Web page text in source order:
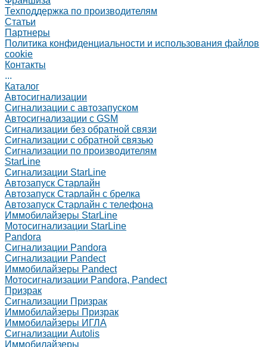
Техподдержка по производителям
Статьи
Партнеры
Политика конфиденциальности и использования файлов
cookie
Контакты
...
Каталог
Автосигнализации
Сигнализации с автозапуском
Автосигнализации с GSM
Сигнализации без обратной связи
Сигнализации с обратной связью
Сигнализации по производителям
StarLine
Сигнализации StarLine
Автозапуск Старлайн
Автозапуск Старлайн с брелка
Автозапуск Старлайн с телефона
Иммобилайзеры StarLine
Мотосигнализации StarLine
Pandora
Сигнализации Pandora
Сигнализации Pandect
Иммобилайзеры Pandect
Мотосигнализации Pandora, Pandect
Призрак
Сигнализации Призрак
Иммобилайзеры Призрак
Иммобилайзеры ИГЛА
Сигнализации Autolis
Иммобилайзеры